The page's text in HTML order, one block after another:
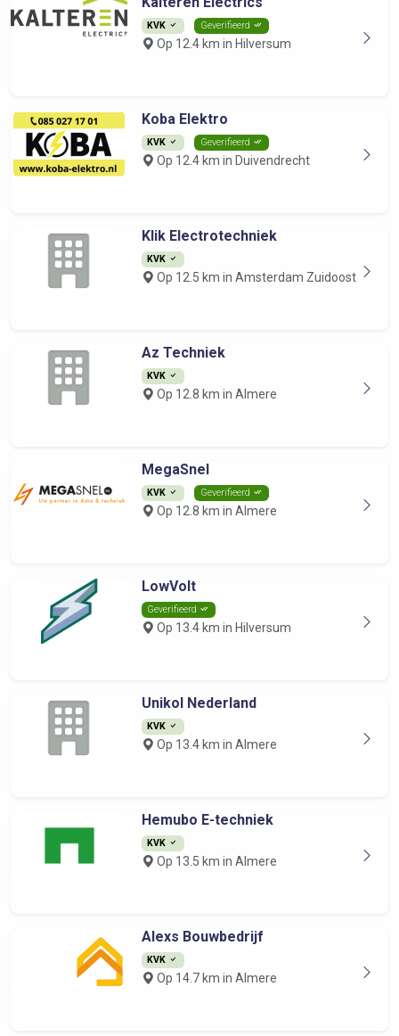
KVK Geverifieerd
Op 12.4 km in Hilversum
Koba Elektro
KVK Geverifieerd
Op 12.4 km in Duivendrecht
Klik Electrotechniek
KVK
Op 12.5 km in Amsterdam Zuidoost
Az Techniek
KVK
Op 12.8 km in Almere
MegaSnel
KVK Geverifieerd
Op 12.8 km in Almere
LowVolt
Geverifieerd
Op 13.4 km in Hilversum
Unikol Nederland
KVK
Op 13.4 km in Almere
Hemubo E-techniek
KVK
Op 13.5 km in Almere
Alexs Bouwbedrijf
KVK
Op 14.7 km in Almere